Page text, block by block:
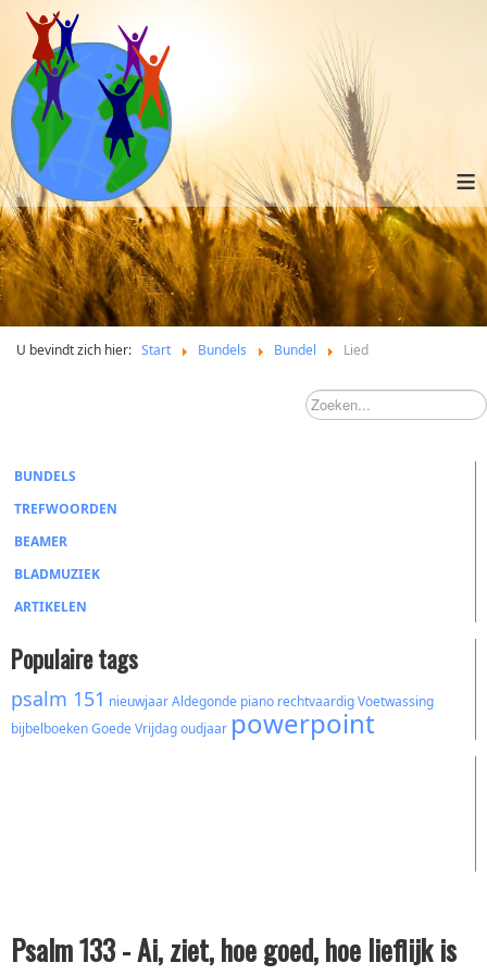
≡
U bevindt zich hier: Start Bundels Bundel Lied
BUNDELS
TREFWOORDEN
BEAMER
BLADMUZIEK
ARTIKELEN
Populaire tags
psalm 151 nieuwjaarAldegonde piano rechtvaardigVoetwassing
bijbelboekenGoede Vrijdagoudjaar powerpoint
Psalm 133 - Ai, ziet, hoe goed, hoe lieflijk is